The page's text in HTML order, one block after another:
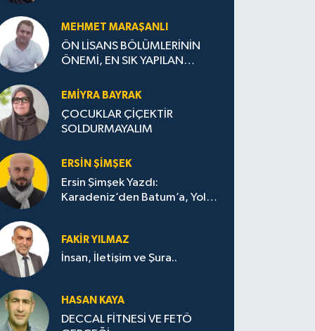
MEHMET MARAŞANLI
ÖN LİSANS BÖLÜMLERİNİN
ÖNEMİ, EN SIK YAPILAN
STRATEJİLERİ
EMIYRA BAYRAK
ÇOCUKLAR ÇİÇEKTİR
SOLDURMAYALIM
ERSIN ŞIMŞEK
Ersin Şimşek Yazdı:
Karadeniz’den Batum’a, Yolun
FAKIR YILMAZ
İnsan, İletişim ve Şura..
HASAN KAYA
DECCAL FİTNESİ VE FETÖ